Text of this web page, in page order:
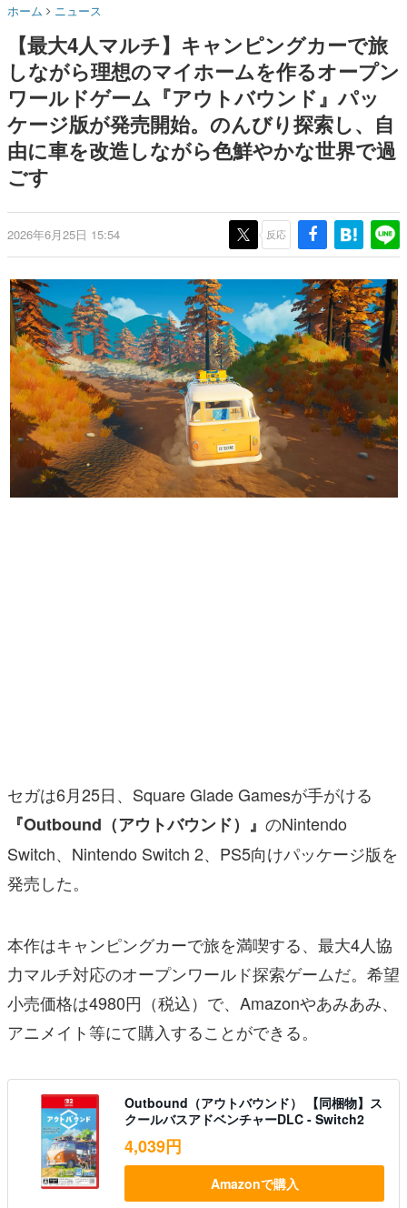
名作ゲームクリエイターの方々に製作時のエピソードをお
きます。
赫本
この物語を解いてはいけない。『赫本』は、〈試験問題〉
の形をした短編ホラー小説集です。
新世代に訊く
これからのデジタルゲーム市場を担う若きクリエイター達
ゲーム世代の作家たち
ゲームに多大な影響を受けた作家さんに取材し、ゲームが
日本のコンテンツ産業やカルチャーに与えた影響を探る企
画です。
日本モバイルゲーム産業史
日本のモバイルゲーム史における主要なトピック・タイト
ルを網羅するほか、開発者へのインタビューや識者による
解説を掲載。約20年の歴史が一望できる決定版！
若ゲのいたり〜ゲームクリエイターの青春〜
『うつヌケ』『ペンと箸』等で知られるマンガ家・田中圭
一先生によるゲーム業界レポートマンガです。
なんでゲームは面白い？
ゲーム開発者・hamatsu氏がゲームの魅力を画面や操作の
具体的な形から解き明かしていく、硬派で骨太な評論連載
です。
その他
電ファミニコゲーマーとは？
運営：株式会社マレ
敗すると「YOU DIED」
ホーム ニュース
【最大4人マルチ】キャンピングカーで旅
しながら理想のマイホームを作るオープン
ワールドゲーム『アウトバウンド』パッ
ケージ版が発売開始。のんびり探索し、自
由に車を改造しながら色鮮やかな世界で過
ごす
2026年6月25日 15:54 反応
セガは6月25日、Square Glade Gamesが手がける
『Outbound（アウトバウンド）』 のNintendo
Switch、Nintendo Switch 2、PS5向けパッケージ版を
発売した。
本作はキャンピングカーで旅を満喫する、最大4人協
力マルチ対応のオープンワールド探索ゲームだ。希望
小売価格は4980円（税込）で、Amazonやあみあみ、
アニメイト等にて購入することができる。
Outbound（アウトバウンド） 【同梱物】ス
クールバスアドベンチャーDLC - Switch2
4,039円
Amazonで購入